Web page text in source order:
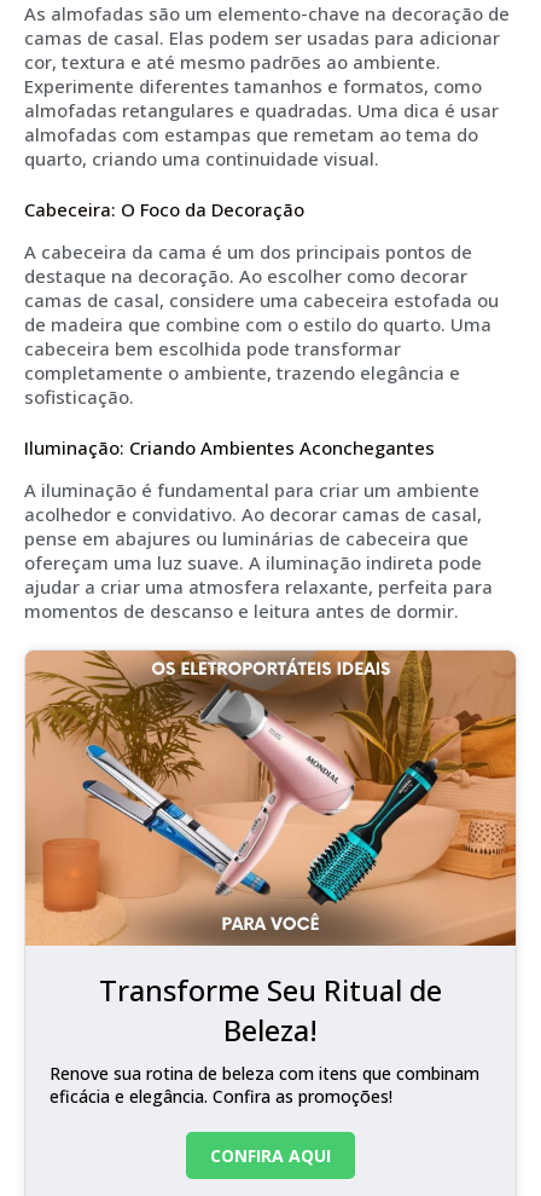
As almofadas são um elemento-chave na decoração de
camas de casal. Elas podem ser usadas para adicionar
cor, textura e até mesmo padrões ao ambiente.
Experimente diferentes tamanhos e formatos, como
almofadas retangulares e quadradas. Uma dica é usar
almofadas com estampas que remetam ao tema do
quarto, criando uma continuidade visual.
Cabeceira: O Foco da Decoração
A cabeceira da cama é um dos principais pontos de
destaque na decoração. Ao escolher como decorar
camas de casal, considere uma cabeceira estofada ou
de madeira que combine com o estilo do quarto. Uma
cabeceira bem escolhida pode transformar
completamente o ambiente, trazendo elegância e
sofisticação.
Iluminação: Criando Ambientes Aconchegantes
A iluminação é fundamental para criar um ambiente
acolhedor e convidativo. Ao decorar camas de casal,
pense em abajures ou luminárias de cabeceira que
ofereçam uma luz suave. A iluminação indireta pode
ajudar a criar uma atmosfera relaxante, perfeita para
momentos de descanso e leitura antes de dormir.
Transforme Seu Ritual de
Beleza!
Renove sua rotina de beleza com itens que combinam
eficácia e elegância. Confira as promoções!
CONFIRA AQUI